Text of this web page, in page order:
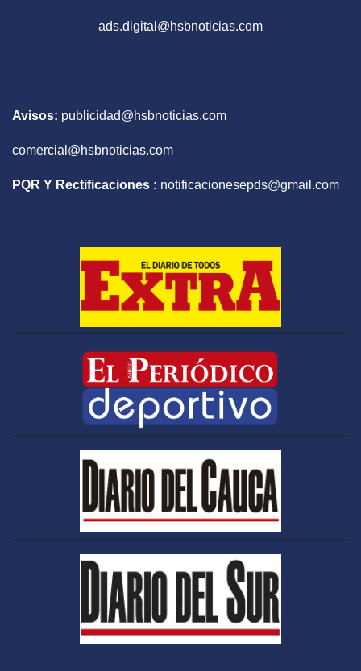
ads.digital@hsbnoticias.com
Avisos: publicidad@hsbnoticias.com
comercial@hsbnoticias.com
PQR Y Rectificaciones : notificacionesepds@gmail.com